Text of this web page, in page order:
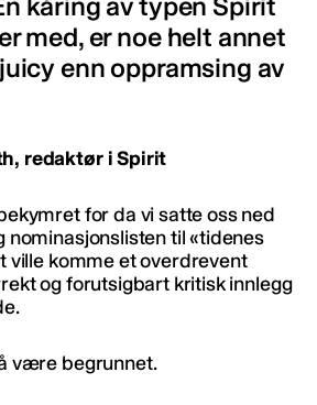
med, er noe helt annet
enn oppramsing av
redaktør i Spirit
for da vi satte oss ned
nominasjonslisten til «tidenes
ville komme et overdrevent
og forutsigbart kritisk innlegg
være begrunnet.